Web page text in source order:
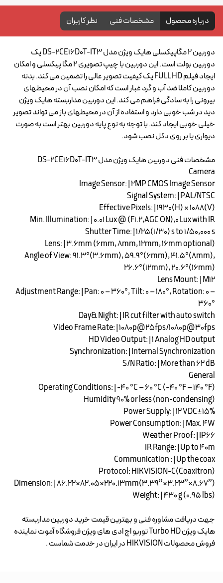
درباره محصول مشخصات فنی نظر کاربران
دوربین 2 مگاپیکسلی هایک ویژن مدل DS-2CE16D0T-IT3 یک
دوربین بولت است. این دوربین با چیپ تصویری 2 مگا پیکسلی و امکان
ایجاد فیلم FULL HD یک کیفیت تصویر عالی را تضمین می کند. بدنه
دوربین کاملا ضد آب و گرد غبار است که امکان نصب آن در محیطهای
بیرونی را به سادگی فراهم می کند. این دوربین مداربسته هایک ویژن
دید در شب خوبی دارد و استفاده از آن در محیطهای باز می تواند تصویر
خیلی خوبی ایجاد کند. با توجه به نوع پایه دوربین بهتر است به صورت
دیواری یا بر روی دکل نصب شود.
مشخصات فنی دوربین هایک ویژن مدل DS-2CE16D0T-IT3
Camera
Image Sensor: | 2MP CMOS Image Sensor
Signal System: | PAL/NTSC
Effective Pixels: | 1930(H) × 1088(V)
Min. Illumination: | 0.01 Lux @ (F1.2,AGC ON),0 Lux with IR
Shutter Time: | 1/25(1/30) s to 1/50,000 s
Lens: | 3.6mm (6mm, 8mm, 12mm, 16mm optional)
Angle of View: 91.3°(3.6mm), 59.9°(6mm), 41.5°(8mm),
26.6°(12mm), 20.6°(16mm)
Lens Mount: | M12
Adjustment Range: | Pan: 0 – 360°, Tilt: 0 – 180°, Rotation: 0 –
360°
Day& Night: | IR cut filter with auto switch
Video Frame Rate: | 1080p@25fps/1080p@30fps
HD Video Output: | 1 Analog HD output
Synchronization: | Internal Synchronization
S/N Ratio: | More than 62 dB
General
Operating Conditions: | -40 °C – 60 °C (-40 °F – 140 °F)
Humidity 90% or less (non-condensing)
Power Supply: | 12 VDC±15%
Power Consumption: | Max. 4W
Weather Proof: | IP66
IR Range: | Up to 40m
Communication : | Up the coax
Protocol: HIKVISION-C(Coaxitron)
Dimension: | 86.22×82.05×220.13mm(3.39”×3.23”×8.67”)
Weight: | 430 g (0.95 lbs)
جهت دریافت مشاوره فنی و بهترین قیمت خریددوربین مداربسته
هایک ویژن
Turbo HD توربو اچ ادی های ویژن فروشگاه آموت نماینده
فروش محصولات HIKVISION در ایران در خدمت شماست .